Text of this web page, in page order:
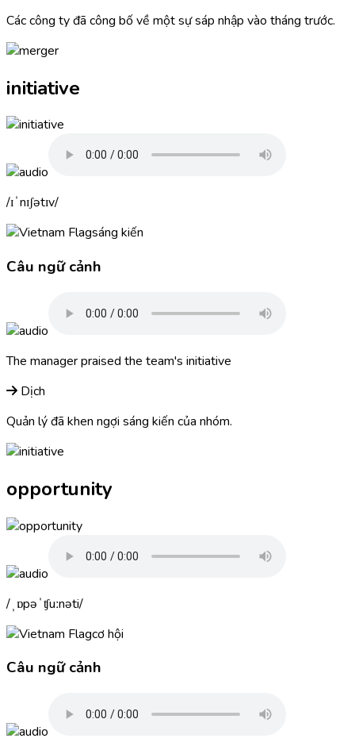
Các công ty đã công bố về một sự sáp nhập vào tháng trước.
initiative
ɪˈnɪʃətɪv
sáng kiến
Câu ngữ cảnh
The manager praised the team's initiative
Dịch
Quản lý đã khen ngợi sáng kiến của nhóm.
opportunity
ˌɒpəˈʧuːnəti
cơ hội
Câu ngữ cảnh